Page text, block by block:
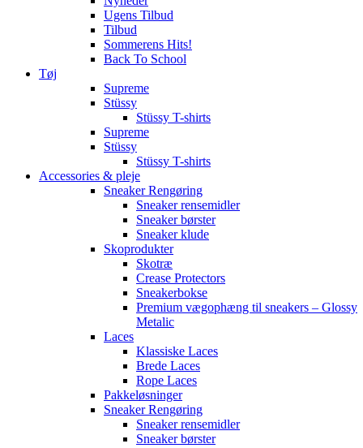
Ugens Tilbud
Tilbud
Sommerens Hits!
Back To School
Tøj
Supreme
Stüssy
Stüssy T-shirts
Supreme
Stüssy
Stüssy T-shirts
Accessories & pleje
Sneaker Rengøring
Sneaker rensemidler
Sneaker børster
Sneaker klude
Skoprodukter
Skotræ
Crease Protectors
Sneakerbokse
Premium vægophæng til sneakers – Glossy
Metalic
Laces
Klassiske Laces
Brede Laces
Rope Laces
Pakkeløsninger
Sneaker Rengøring
Sneaker rensemidler
Sneaker børster